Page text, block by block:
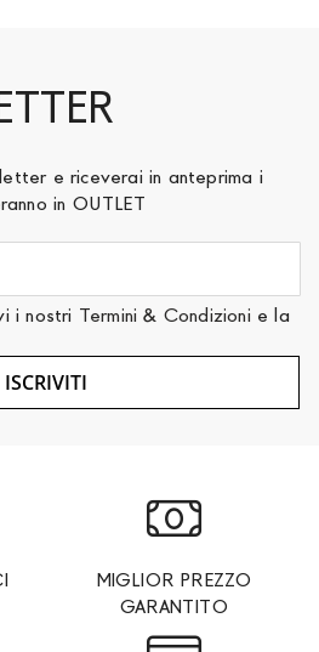
e riceverai in anteprima i
in OUTLET
i nostri Termini & Condizioni e la
ISCRIVITI
MIGLIOR PREZZO
GARANTITO